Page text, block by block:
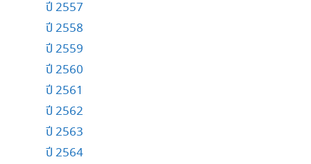
ปี 2557
ปี 2558
ปี 2559
ปี 2560
ปี 2561
ปี 2562
ปี 2563
ปี 2564